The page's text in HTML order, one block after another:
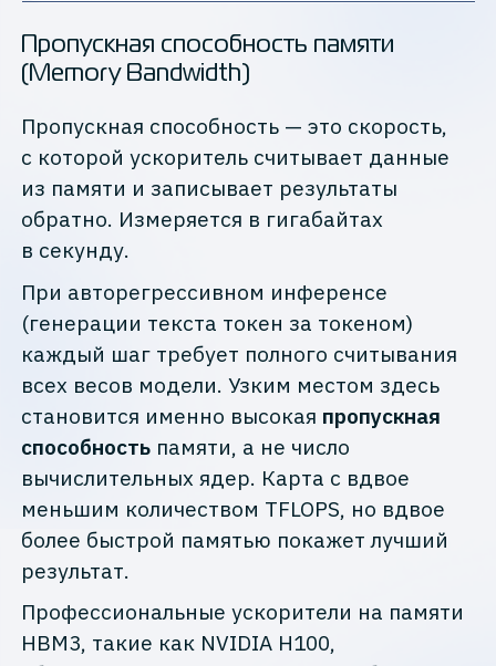
Пропускная способность памяти
(Memory Bandwidth)
Пропускная способность — это скорость,
с которой ускоритель считывает данные
из памяти и записывает результаты
обратно. Измеряется в гигабайтах
в секунду.
При авторегрессивном инференсе
(генерации текста токен за токеном)
каждый шаг требует полного считывания
всех весов модели. Узким местом здесь
становится именно высокая пропускная
способность памяти, а не число
вычислительных ядер. Карта с вдвое
меньшим количеством TFLOPS, но вдвое
более быстрой памятью покажет лучший
результат.
Профессиональные ускорители на памяти
HBM3, такие как NVIDIA H100,